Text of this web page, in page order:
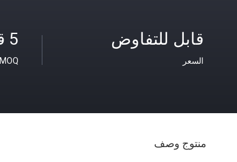
5 قطع
MOQ
قابل للتفاوض
السعر
منتوج وصف